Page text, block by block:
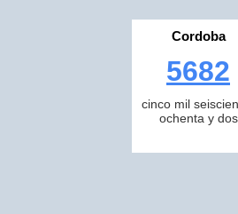
Cordoba
5682
cinco mil
ochenta y dos